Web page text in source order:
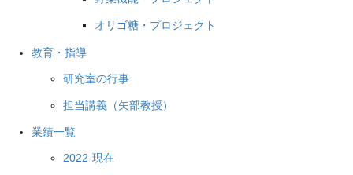
オリゴ糖・プロジェクト
教育・指導
研究室の行事
担当講義（矢部教授）
業績一覧
2022-現在